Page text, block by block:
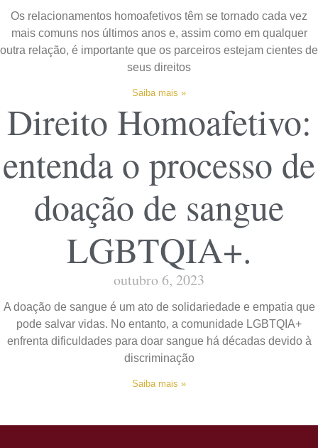
Os relacionamentos homoafetivos têm se tornado cada vez
mais comuns nos últimos anos e, assim como em qualquer
outra relação, é importante que os parceiros estejam cientes de
seus direitos
Saiba mais »
Direito Homoafetivo:
entenda o processo de
doação de sangue
LGBTQIA+.
outubro 6, 2023
A doação de sangue é um ato de solidariedade e empatia que
pode salvar vidas. No entanto, a comunidade LGBTQIA+
enfrenta dificuldades para doar sangue há décadas devido à
discriminação
Saiba mais »